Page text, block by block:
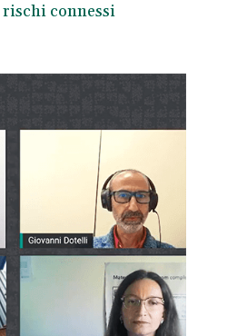
rischi connessi